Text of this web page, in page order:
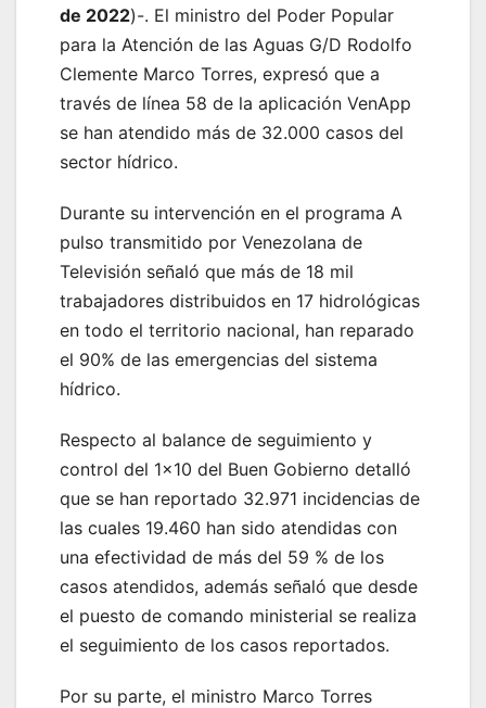
de 2022)-. El ministro del Poder Popular
para la Atención de las Aguas G/D Rodolfo
Clemente Marco Torres, expresó que a
través de línea 58 de la aplicación VenApp
se han atendido más de 32.000 casos del
sector hídrico.
Durante su intervención en el programa A
pulso transmitido por Venezolana de
Televisión señaló que más de 18 mil
trabajadores distribuidos en 17 hidrológicas
en todo el territorio nacional, han reparado
el 90% de las emergencias del sistema
hídrico.
Respecto al balance de seguimiento y
control del 1×10 del Buen Gobierno detalló
que se han reportado 32.971 incidencias de
las cuales 19.460 han sido atendidas con
una efectividad de más del 59 % de los
casos atendidos, además señaló que desde
el puesto de comando ministerial se realiza
el seguimiento de los casos reportados.
Por su parte, el ministro Marco Torres